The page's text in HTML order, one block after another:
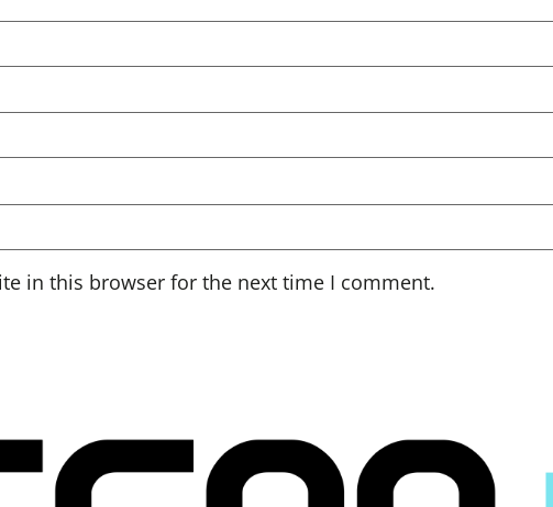
in this browser for the next time I comment.